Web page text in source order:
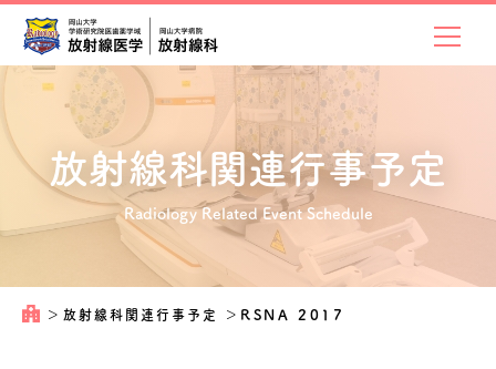
放射線科関連行事予定
Radiology Related Event Schedule
＞ 放射線科関連行事予定 ＞ RSNA 2017